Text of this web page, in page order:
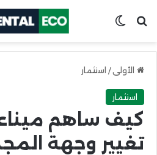
ابحث عنSwitch skin
الأولى / استثمار
استثمار
كيف ساهم
تغيير وجهة